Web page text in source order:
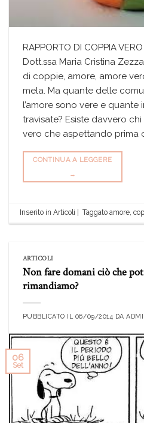
RAPPORTO DI COPPIA
Dott.ssa Maria Cristina
di coppie, amore, amore
mela. Ma quante delle
l’amore sono vere e quante
travisate? Esiste davvero
vero che aspettando prima
CONTINUA A LEGGERE
→
Inserito inArticoli Taggatoamore,
ARTICOLI
Non fare domani ciò che
rimandiamo?
PUBBLICATO IL 06/09/2014 DA
06
Set